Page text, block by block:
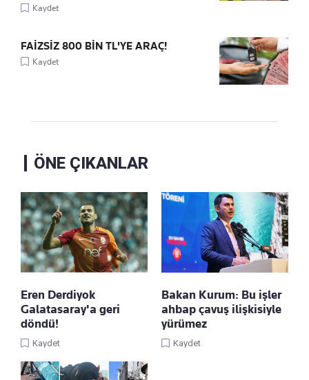
Kaydet
FAİZSİZ 800 BİN TL'YE ARAÇ!
Kaydet
ÖNE ÇIKANLAR
Eren Derdiyok
Galatasaray'a geri
döndü!
Kaydet
Bakan Kurum: Bu işler
ahbap çavuş ilişkisiyle
yürümez
Kaydet